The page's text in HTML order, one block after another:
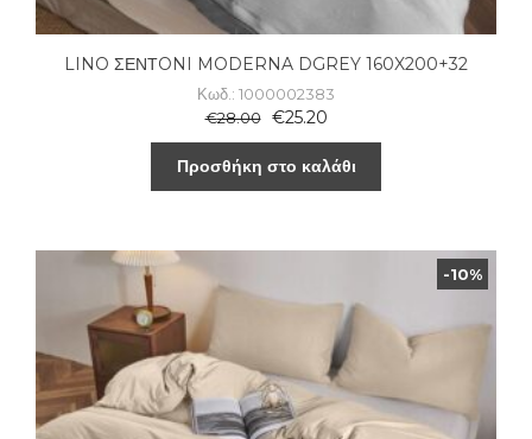
LINO ΣΕΝΤONI MODERNA DGREY 160X200+32
Κωδ.: 1000002383
€28.00 €25.20
Προσθήκη στο καλάθι
-10%